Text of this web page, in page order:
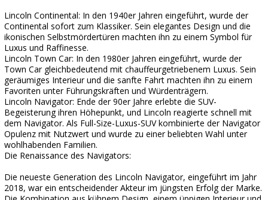
Lincoln Continental: In den 1940er Jahren eingeführt, wurde der
Continental sofort zum Klassiker. Sein elegantes Design und die
ikonischen Selbstmördertüren machten ihn zu einem Symbol für
Luxus und Raffinesse.
Lincoln Town Car: In den 1980er Jahren eingeführt, wurde der
Town Car gleichbedeutend mit chauffeurgetriebenem Luxus. Sein
geräumiges Interieur und die sanfte Fahrt machten ihn zu einem
Favoriten unter Führungskräften und Würdenträgern.
Lincoln Navigator: Ende der 90er Jahre erlebte die SUV-
Begeisterung ihren Höhepunkt, und Lincoln reagierte schnell mit
dem Navigator. Als Full-Size-Luxus-SUV kombinierte der Navigator
Opulenz mit Nutzwert und wurde zu einer beliebten Wahl unter
wohlhabenden Familien.
Die Renaissance des Navigators:
Die neueste Generation des Lincoln Navigator, eingeführt im Jahr
2018, war ein entscheidender Akteur im jüngsten Erfolg der Marke.